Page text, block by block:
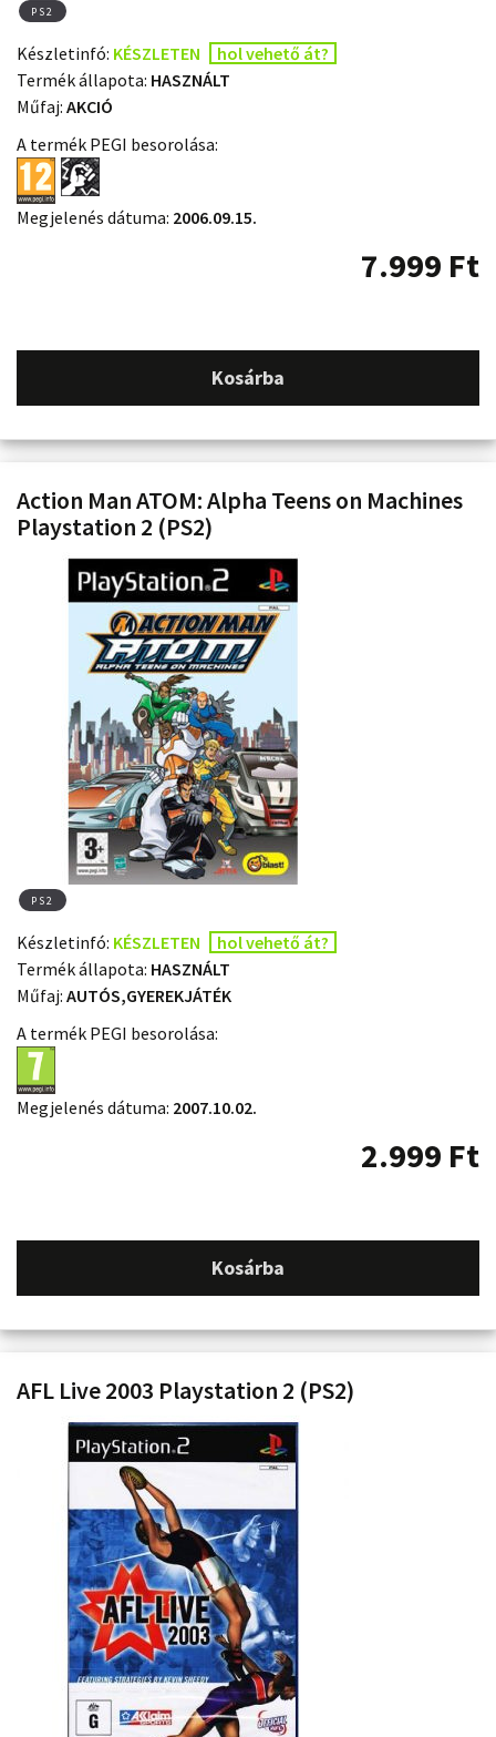
PS2
Készletinfó: KÉSZLETEN
hol vehető át?
Termék állapota: HASZNÁLT
Műfaj: AKCIÓ
A termék PEGI besorolása:
Megjelenés dátuma: 2006.09.15.
7.999 Ft
Kosárba
Action Man ATOM: Alpha Teens on Machines
Playstation 2 (PS2)
PS2
Készletinfó: KÉSZLETEN
hol vehető át?
Termék állapota: HASZNÁLT
Műfaj: AUTÓS,GYEREKJÁTÉK
A termék PEGI besorolása:
Megjelenés dátuma: 2007.10.02.
2.999 Ft
Kosárba
AFL Live 2003 Playstation 2 (PS2)